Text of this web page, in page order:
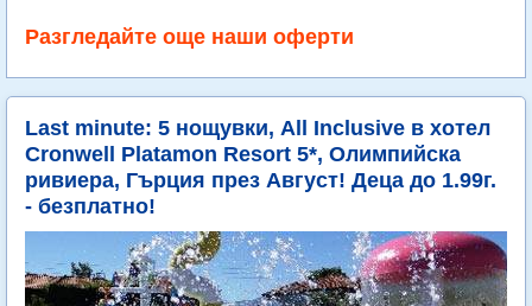
Разгледайте още наши оферти
Last minute: 5 нощувки, All Inclusive в хотел
Cronwell Platamon Resort 5*, Олимпийска
ривиера, Гърция през Август! Деца до 1.99г.
- безплатно!